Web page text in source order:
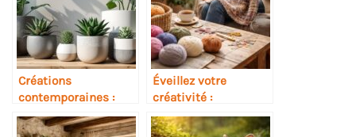
Créations
contemporaines :
l’art du pot de fleur
design
Éveillez votre
créativité :
inspirations
originales pour le